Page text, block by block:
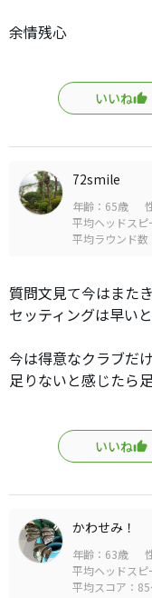
余情残心
いいね
72smile
年齢：65歳
平均ヘッドス
平均ラウンド
質問文見て今はまた
セッティングは早い
今は得意なクラブだ
足りないと感じたら
いいね
かわせみ！
年齢：63歳
平均ヘッドス
平均スコア：